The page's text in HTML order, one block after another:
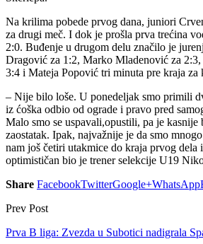
Na krilima pobede prvog dana, juniori
za drugi meč. I dok je prošla prva trećina
2:0. Buđenje u drugom delu značilo je
Dragović za 1:2, Marko Mladenović za
3:4 i Mateja Popović tri minuta pre kraja za
– Nije bilo loše. U ponedeljak smo primili
iz ćoška odbio od ograde i pravo pred
Malo smo se uspavali,opustili, pa je kasnije
zaostatak. Ipak, najvažnije je da smo
nam još četiri utakmice do kraja prvog dela
optimističan bio je trener selekcije U19
Share FacebookTwitterGoogle+WhatsApp
Prev Post
Prva B liga: Zvezda u Subotici nadigrala